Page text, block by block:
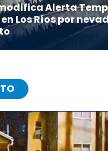
modifica Alerta
Los Ríos por